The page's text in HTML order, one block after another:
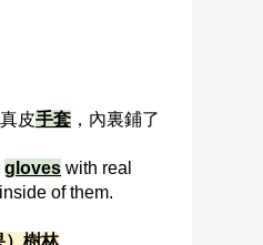
皮手套 ，內裏鋪了
gloves with real
of them.
）樹林